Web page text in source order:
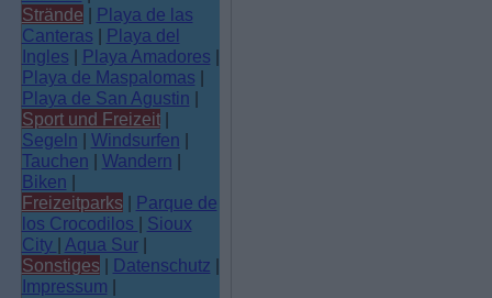
Strände | Playa de las
Canteras | Playa del
Ingles | Playa Amadores |
Playa de Maspalomas |
Playa de San Agustin |
Sport und Freizeit |
Segeln | Windsurfen |
Tauchen | Wandern |
Biken |
Freizeitparks | Parque de
los Crocodilos | Sioux
City | Aqua Sur |
Sonstiges | Datenschutz |
Impressum |